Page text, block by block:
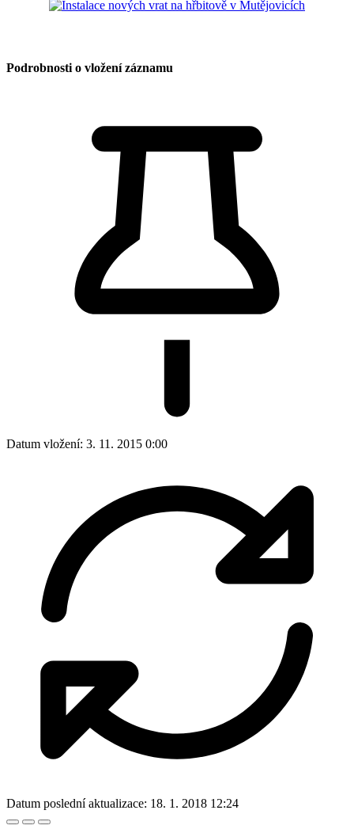
Podrobnosti o vložení záznamu
Datum vložení: 3. 11. 2015 0:00
Datum poslední aktualizace: 18. 1. 2018 12:24